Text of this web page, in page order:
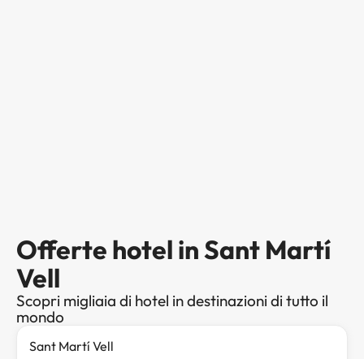
Offerte hotel in Sant Martí
Vell
Scopri migliaia di hotel in destinazioni di tutto il
mondo